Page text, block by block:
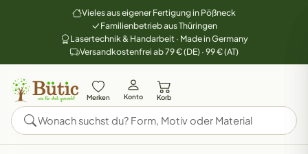
Vieles aus eigener Fertigung in Pößneck
Familienbetrieb aus Thüringen
Lasertechnik & Handarbeit · Made in Germany
Versandkostenfrei ab 79 € (DE) · 99 € (AT)
Merken Konto Korb